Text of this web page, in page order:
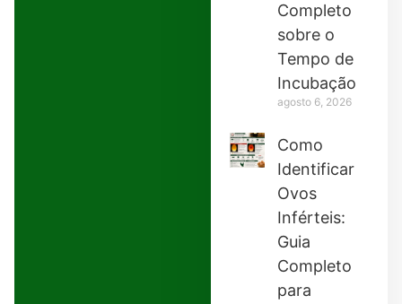
Completo
sobre o
Tempo de
Incubação
agosto 6, 2026
Como
Identificar
Ovos
Inférteis:
Guia
Completo
para